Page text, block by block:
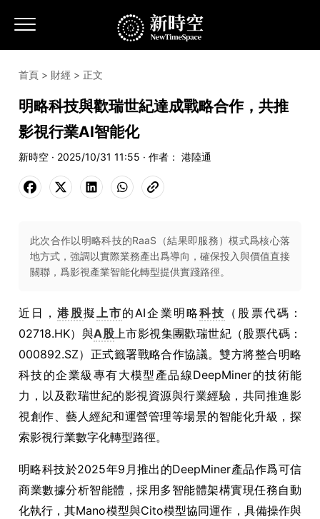
首頁 > 財經 > 正文
明略科技與歡瑞世紀達成戰略合作，共推
影視行業AI智能化
新時空 · 2025/10/31 11:55 · 作者： 港陸通
此次合作以明略科技的RaaS（結果即服務）模式爲核心落
地方式，強調以實際業務產出爲導向，確保投入與價值直接
關聯，爲影視產業智能化轉型提供實踐路徑。
近日，港股擬上市的AI企業明略科技 （股票代碼：
02718.HK）與A股上市影視集團歡瑞世紀（股票代碼：
000892.SZ）正式籤署戰略合作協議。雙方將整合明略
科技的企業級專有大模型產品線DeepMiner的技術能
力，以及歡瑞世紀的影視資源與行業經驗，共同推進影
視創作、藝人經紀和運營管理等場景的智能化升級，探
索影視行業數字化轉型路徑。
明略科技於2025年9月推出的DeepMiner產品作爲可信
商業數據分析智能體，採用多智能體架構實現任務自動
化執行，其Mano模型與Cito模型協同運作，具備操作與